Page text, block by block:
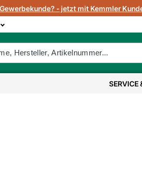
- jetzt mit Kemmler
SERVICE